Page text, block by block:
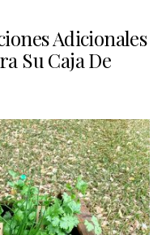
Adicionales
Su Caja De